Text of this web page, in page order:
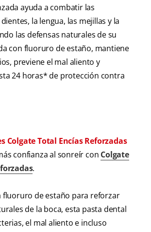
ayuda a combatir las
la lengua, las mejillas y la
las defensas naturales de su
con fluoruro de estaño, mantiene
previene el mal aliento y
24 horas* de protección contra
Colgate Total Encías Reforzadas
confianza al sonreír con Colgate
.
fluoruro de estaño para reforzar
de la boca, esta pasta dental
el mal aliento e incluso